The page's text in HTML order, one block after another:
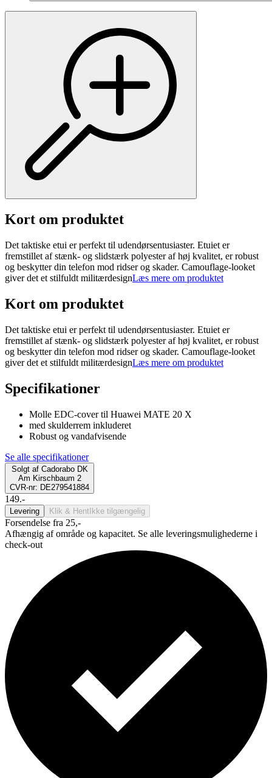
Kort om produktet
Det taktiske etui er perfekt til udendørsentusiaster. Etuiet er
fremstillet af stænk- og slidstærk polyester af høj kvalitet, er robust
og beskytter din telefon mod ridser og skader. Camouflage-looket
giver det et stilfuldt militærdesignLæs mere om produktet
Kort om produktet
Det taktiske etui er perfekt til udendørsentusiaster. Etuiet er
fremstillet af stænk- og slidstærk polyester af høj kvalitet, er robust
og beskytter din telefon mod ridser og skader. Camouflage-looket
giver det et stilfuldt militærdesignLæs mere om produktet
Specifikationer
Molle EDC-cover til Huawei MATE 20 X
med skulderrem inkluderet
Robust og vandafvisende
Se alle specifikationer
Solgt af Cadorabo DK
Am Kirschbaum 2
CVR-nr: DE279541884
149.-
Levering Klik & Hent Ikke tilgængelig
Forsendelse fra 25,-
Afhængig af område og kapacitet. Se alle leveringsmulighederne i
check-out